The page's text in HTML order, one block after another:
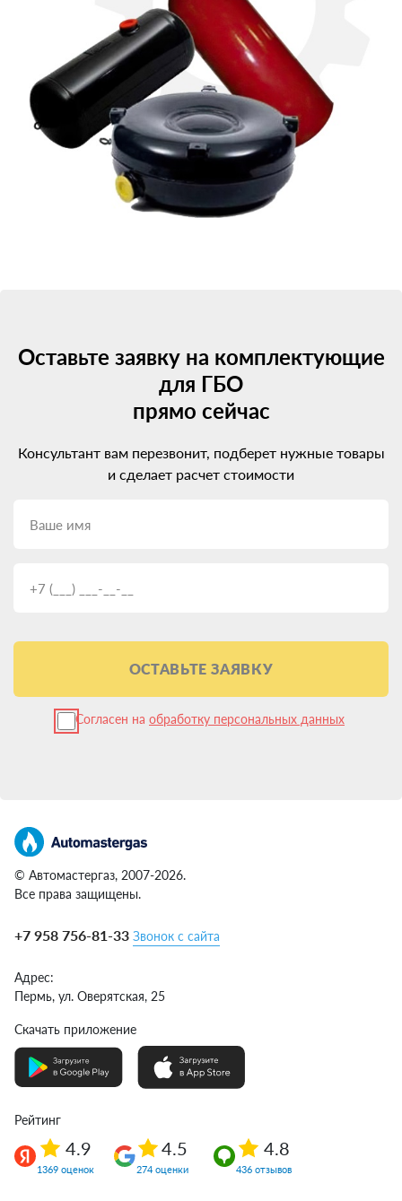
Оставьте заявку на комплектующие
для ГБО
прямо сейчас
Консультант вам перезвонит, подберет нужные товары
и сделает расчет стоимости
ОСТАВЬТЕ ЗАЯВКУ
Согласен на обработку персональных данных
© Автомастергаз, 2007-2026.
Все права защищены.
+7 958 756-81-33 Звонок с сайта
Адрес:
Пермь, ул. Оверятская, 25
Скачать приложение
Рейтинг
4.9
1369 оценок
4.5
274 оценки
4.8
436 отзывов